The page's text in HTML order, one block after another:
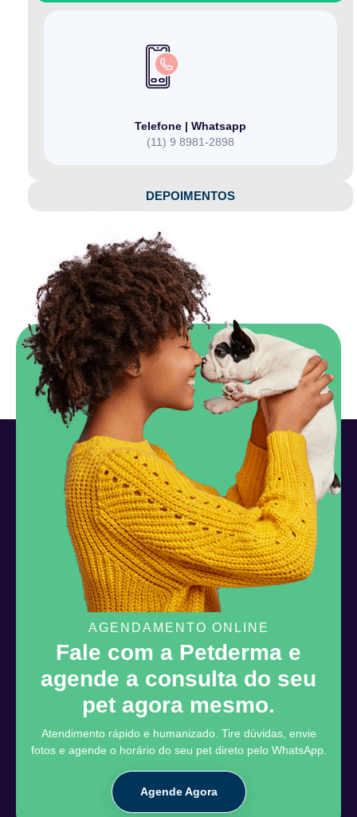
Telefone | Whatsapp
(11) 9 8981-2898
DEPOIMENTOS​
AGENDAMENTO ONLINE
Fale com a Petderma e
agende a consulta do seu
pet agora mesmo.
Atendimento rápido e humanizado. Tire dúvidas, envie
fotos e agende o horário do seu pet direto pelo WhatsApp.
Agende Agora